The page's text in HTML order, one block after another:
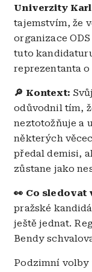
Univerzity
tajemstvím, že
organizace
tuto
reprezentanta
🔎 Kontext:
odůvodnil tím,
neztotožňuje a
některých
předal demisi,
zůstane jako
👀 Co
pražské
ještě jednat.
Bendy
Podzimní volby